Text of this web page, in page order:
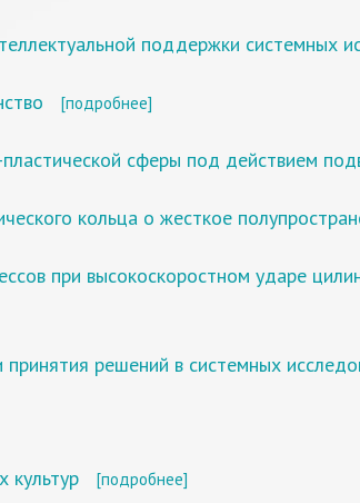
поддержки системных
[подробнее]
сферы под действием
кольца о жесткое
при высокоскоростном ударе
решений в системных
культур [подробнее]